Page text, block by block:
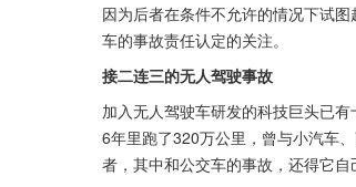
因为后者在条件不允许的情况下试
车的事故责任认定的关注。
接二连三的无人驾驶事故
加入无人驾驶车研发的科技巨头已
6年里跑了320万公里，曾与小汽车
者，其中和公交车的事故，还得它自